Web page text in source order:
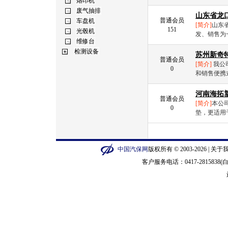
普通会员
151
山东省龙
[简介]山东
发、销售为
普通会员
0
苏州新奇
[简介] 我公
和销售便
普通会员
0
河南海拓
[简介]本公
垫，更适用
中国汽保网版权所有 © 2003-2026 | 关于
客户服务电话：0417-